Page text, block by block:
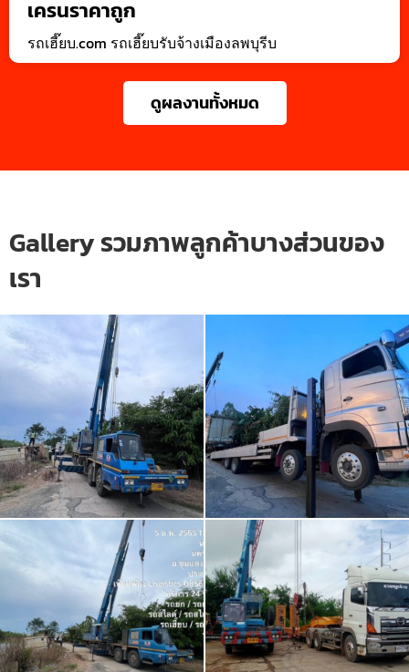
เครนราคาถูก
รถเฮี๊ยบ.com รถเฮี๊ยบรับจ้างเมืองลพบุรีบ
ดูผลงานทั้งหมด
Gallery รวมภาพลูกค้าบางส่วนของ
เรา